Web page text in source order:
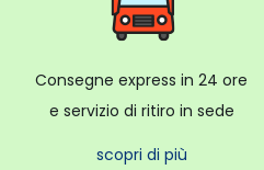
Consegne express in 24 ore
e servizio di ritiro in sede
scopri di più